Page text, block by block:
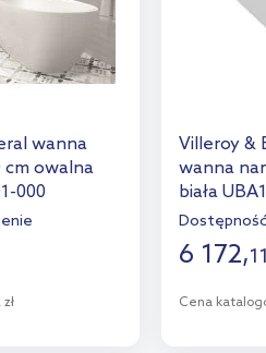
wanna
cm owalna
000
Villeroy &
wanna
biała
6 172,11
Cena